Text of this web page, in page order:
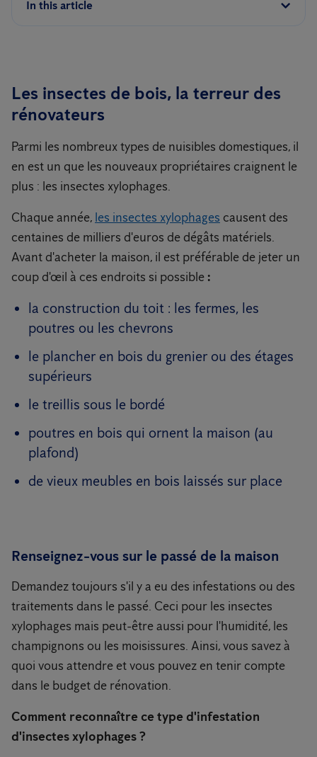
In this article
Les insectes de bois, la terreur des
rénovateurs
Parmi les nombreux types de nuisibles domestiques, il
en est un que les nouveaux propriétaires craignent le
plus : les insectes xylophages.
Chaque année, les insectes xylophages causent des
centaines de milliers d'euros de dégâts matériels.
Avant d'acheter la maison, il est préférable de jeter un
coup d'œil à ces endroits si possible :
la construction du toit : les fermes, les
poutres ou les chevrons
le plancher en bois du grenier ou des étages
supérieurs
le treillis sous le bordé
poutres en bois qui ornent la maison (au
plafond)
de vieux meubles en bois laissés sur place
Renseignez-vous sur le passé de la maison
Demandez toujours s'il y a eu des infestations ou des
traitements dans le passé. Ceci pour les insectes
xylophages mais peut-être aussi pour l'humidité, les
champignons ou les moisissures. Ainsi, vous savez à
quoi vous attendre et vous pouvez en tenir compte
dans le budget de rénovation.
Comment reconnaître ce type d'infestation
d'insectes xylophages ?